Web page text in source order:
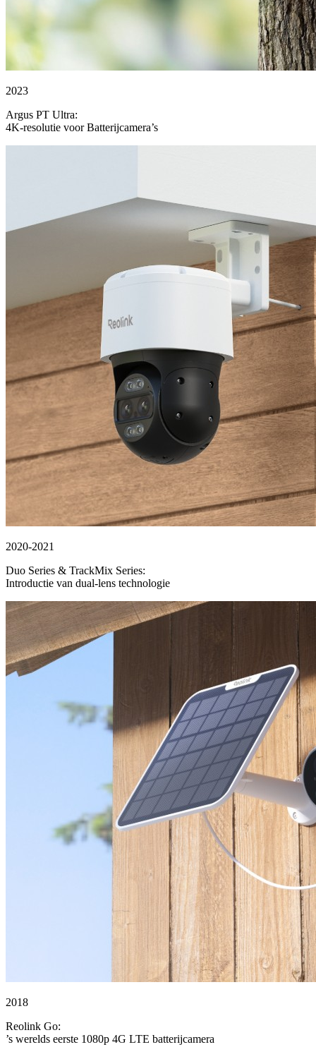
2023
Argus PT Ultra:
4K-resolutie voor Batterijcamera’s
2020-2021
Duo Series & TrackMix Series:
Introductie van dual-lens technologie
2018
Reolink Go:
’s werelds eerste 1080p 4G LTE batterijcamera